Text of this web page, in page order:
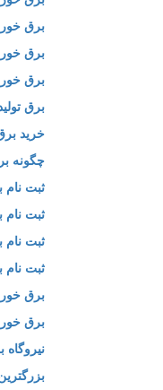
برق
برق
برق
برق
خرید
چگونه
ثبت
ثبت
ثبت
ثبت
برق
برق